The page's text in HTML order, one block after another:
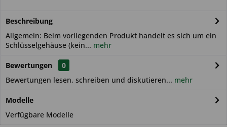
Beschreibung
Allgemein: Beim vorliegenden Produkt handelt es sich um ein
Schlüsselgehäuse (kein... mehr
Bewertungen
0
Bewertungen lesen, schreiben und diskutieren... mehr
Modelle
Verfügbare Modelle